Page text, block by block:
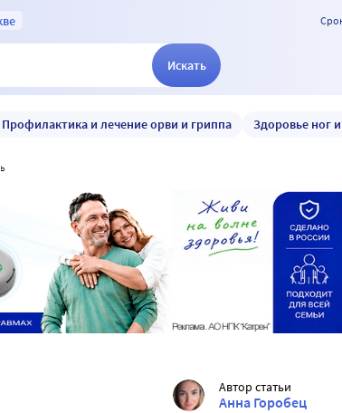
Искать
Профилактика и лечение орви и гриппа Здоровье ног
Автор статьи
Анна Горобец